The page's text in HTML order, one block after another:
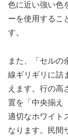
色に近い強い色
ーを使用するこ
す。
また、「セルの
線ギリギリに詰
えます。行の高
置を「中央揃え
適切なホワイト
なります。民間